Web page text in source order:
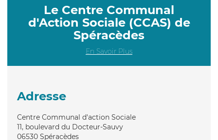
Le Centre Communal
d'Action Sociale (CCAS) de
Spéracèdes
En Savoir Plus
Adresse
Centre Communal d'action Sociale
11, boulevard du Docteur-Sauvy
06530 Spéracèdes